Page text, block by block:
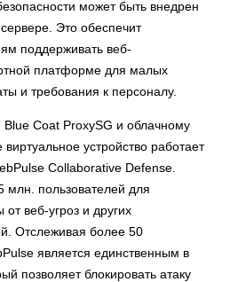
может быть внедрен
Это обеспечит
поддерживать веб-
платформе для малых
и требования к персоналу.
Blue Coat ProxySG и облачному
устройство работает
Collaborative Defense.
млн. пользователей для
веб-угроз и других
Отслеживая более 50
является единственным в
позволяет блокировать атаку